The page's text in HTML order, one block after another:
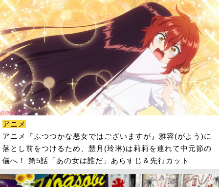
アニメ
アニメ『ふつつかな悪女ではございますが』雅容(がよう)に
落とし前をつけるため、慧月(玲琳)は莉莉を連れて中元節の
儀へ！ 第5話「あの女は誰だ」あらすじ＆先行カット